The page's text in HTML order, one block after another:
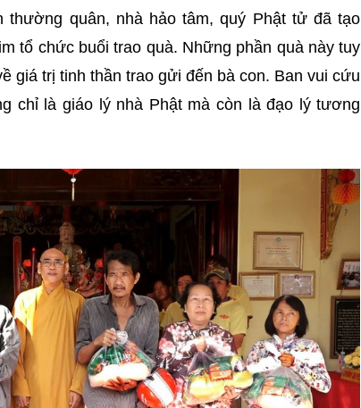
thường quân, nhà hảo tâm, quý Phật tử đã tạo
tổ chức buổi trao quà. Những phần quà này tuy
giá trị tinh thần trao gửi đến bà con. Ban vui cứu
chỉ là giáo lý nhà Phật mà còn là đạo lý tương